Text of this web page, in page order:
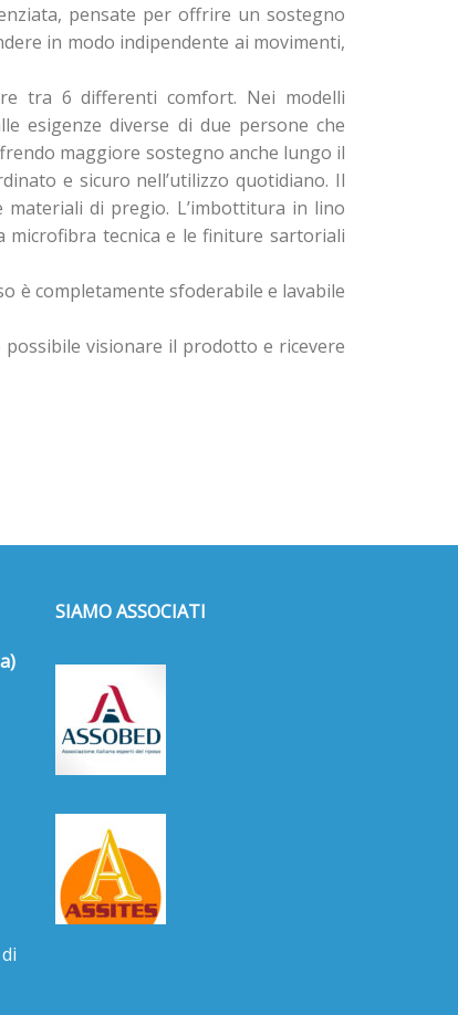
pensate per offrire un sostegno
in modo indipendente ai movimenti,
tra 6 differenti comfort. Nei modelli
esigenze diverse di due persone che
maggiore sostegno anche lungo il
e sicuro nell’utilizzo quotidiano. Il
di pregio. L’imbottitura in lino
microfibra tecnica e le finiture sartoriali
è completamente sfoderabile e lavabile
possibile visionare il prodotto e ricevere
SIAMO ASSOCIATI